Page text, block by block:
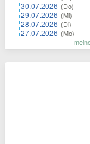
30.07.2026 (Do)
29.07.2026 (Mi)
28.07.2026 (Di)
27.07.2026 (Mo)